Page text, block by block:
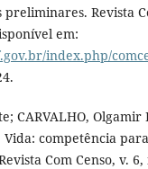
Revista
em:
index.php/
CARVALHO, Olgamir
competência
Com Censo, v. 6,